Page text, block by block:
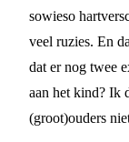
sowieso
veel ruzies. En
dat er nog twee
aan het kind? Ik
(groot)ouders